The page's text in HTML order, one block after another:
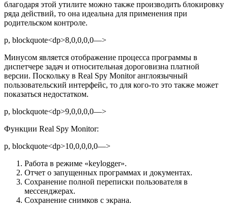
благодаря этой утилите можно также производить блокировку
ряда действий, то она идеальна для применения при
родительском контроле.
p, blockquote<dp>8,0,0,0,0—>
Минусом является отображение процесса программы в
диспетчере задач и относительная дороговизна платной
версии. Поскольку в Real Spy Monitor англоязычный
пользовательский интерфейс, то для кого-то это также может
показаться недостатком.
p, blockquote<dp>9,0,0,0,0—>
Функции Real Spy Monitor:
p, blockquote<dp>10,0,0,0,0—>
Работа в режиме «keylogger».
Отчет о запущенных программах и документах.
Сохранение полной переписки пользователя в
мессенджерах.
Сохранение снимков с экрана.